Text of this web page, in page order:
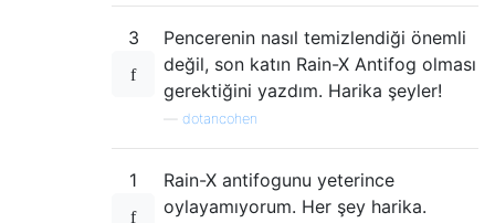
3
Pencerenin nasıl temizlendiği önemli
değil, son katın Rain-X Antifog olması
gerektiğini yazdım. Harika şeyler!
dotancohen
1
Rain-X antifogunu yeterince
oylayamıyorum. Her şey harika.